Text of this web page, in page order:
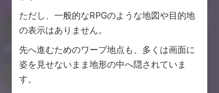
ただし、一般的なRPGのような地図や目的地
の表示はありません。
先へ進むためのワープ地点も、多くは画面に
姿を見せないまま地形の中へ隠されていま
す。